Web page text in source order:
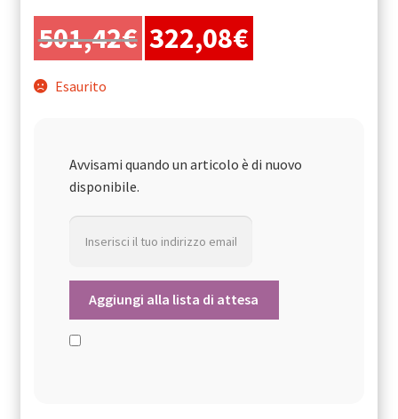
501,42€
prezzo
322,08€
Esaurito
Avvisami quando un articolo è di nuovo
disponibile.
Aggiungi alla lista di attesa